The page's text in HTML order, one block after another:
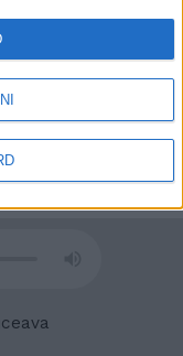
revenind la acest site
din partea de jos a